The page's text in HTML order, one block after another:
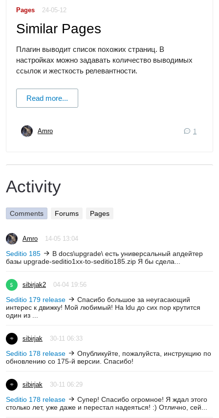
Pages 24-05-12
Similar Pages
Плагин выводит список похожих страниц. В
настройках можно задавать количество выводимых
ссылок и жесткость релевантности.
Read more...
Amro 1
Activity
Comments Forums Pages
Amro 14-05 13:04
Seditio 185
В docs\upgrade\ есть универсальный апдейтер
базы upgrade-seditio1xx-to-seditio185.zip Я бы сдела...
sibirjak2 04-04 19:56
Seditio 179 release
Спасибо большое за неугасающий
интерес к движку! Мой любимый! На ldu до сих пор крутится
один из ...
sibirjak 30-11 06:33
Seditio 178 release
Опубликуйте, пожалуйста, инструкцию по
обновлению со 175-й версии. Спасибо!
sibirjak 30-11 06:29
Seditio 178 release
Супер! Спасибо огромное! Я ждал этого
столько лет, уже даже и перестал надеяться! :) Отлично, сей...